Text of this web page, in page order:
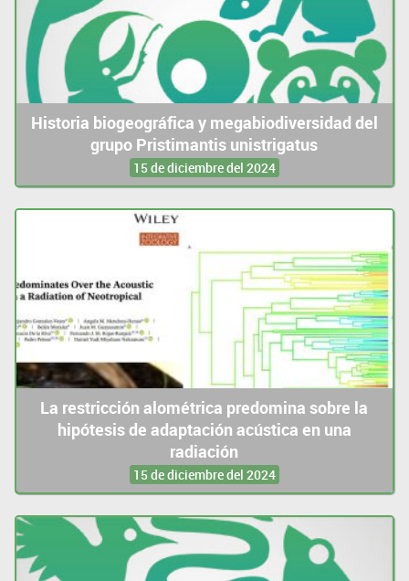
Historia biogeográfica y megabiodiversidad del
grupo Pristimantis unistrigatus
15 de diciembre del 2024
La restricción alométrica predomina sobre la
hipótesis de adaptación acústica en una
radiación
15 de diciembre del 2024